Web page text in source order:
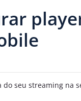
do seu streaming na